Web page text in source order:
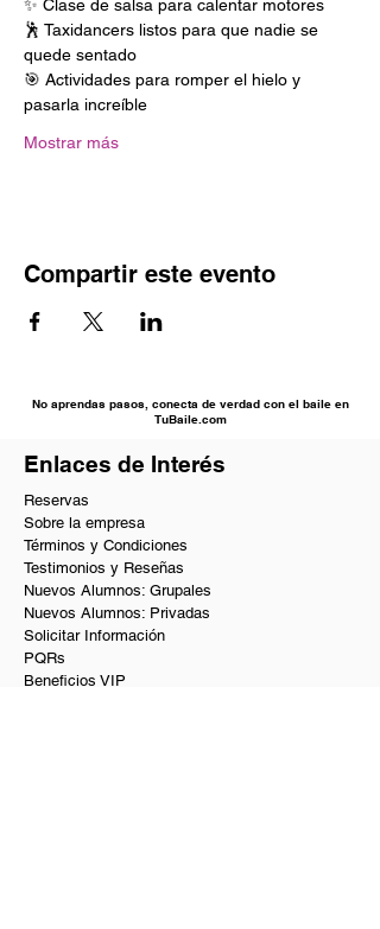
✨ Clase de salsa para calentar motores
🕺 Taxidancers listos para que nadie se
quede sentado
🎯 Actividades para romper el hielo y
pasarla increíble
Mostrar más
Compartir este evento
No aprendas pasos, conecta de verdad con el baile en
TuBaile.com
Enlaces de Interés
Reservas
Sobre la empresa
Términos y Condiciones
Testimonios y Reseñas
Nuevos Alumnos: Grupales
Nuevos Alumnos: Privadas
Solicitar Información
PQRs
Beneficios VIP